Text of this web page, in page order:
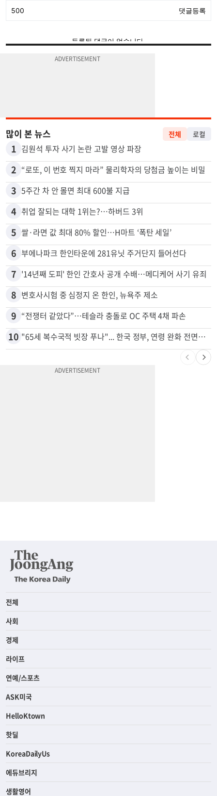
1 김원석 투자 사기 논란 고발 영상 파장
2 “로또, 이 번호 찍지 마라” 물리학자의 당첨금 높이는 비밀
3 5주간 차 안 몰면 최대 600불 지급
4 취업 잘되는 대학 1위는?…하버드 3위
5 쌀·라면 값 최대 80% 할인…H마트 ‘폭탄 세일’
6 부에나파크 한인타운에 281유닛 주거단지 들어선다
7 '14년째 도피' 한인 간호사 공개 수배…메디케어 사기 유죄
8 변호사시험 중 심정지 온 한인, 뉴욕주 제소
9 “전쟁터 같았다”…테슬라 충돌로 OC 주택 4채 파손
"65세 복수국적 빗장 푸나"... 한국 정부, 연령 완화 전면 추진
전체
사회
경제
라이프
연예/스포츠
ASK미국
HelloKtown
핫딜
KoreaDailyUs